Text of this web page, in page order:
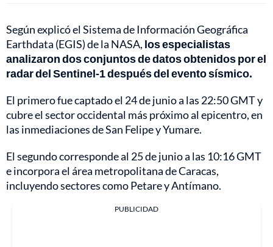
Según explicó el Sistema de Información Geográfica
Earthdata (EGIS) de la NASA, los especialistas
analizaron dos conjuntos de datos obtenidos por el
radar del Sentinel-1 después del evento sísmico.
El primero fue captado el 24 de junio a las 22:50 GMT y
cubre el sector occidental más próximo al epicentro, en
las inmediaciones de San Felipe y Yumare.
El segundo corresponde al 25 de junio a las 10:16 GMT
e incorpora el área metropolitana de Caracas,
incluyendo sectores como Petare y Antímano.
PUBLICIDAD